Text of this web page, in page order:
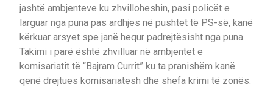
jashtë ambjenteve ku zhvilloheshin, pasi policët e
larguar nga puna pas ardhjes në pushtet të PS-së, kanë
kërkuar arsyet spe janë hequr padrejtësisht nga puna.
Takimi i parë është zhvilluar në ambjentet e
komisariatit të “Bajram Currit” ku ta pranishëm kanë
qenë drejtues komisariatesh dhe shefa krimi të zonës.